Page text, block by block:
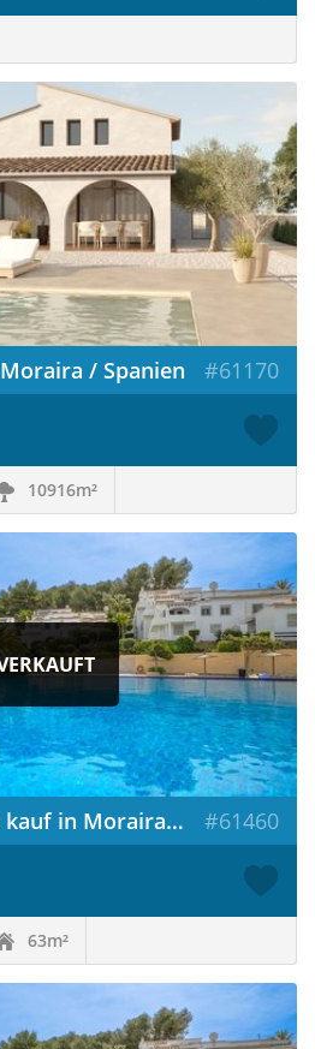
/ Spanien #61170
10916m²
Appartement zum kauf in Moraira / Spanien #61460
63m²